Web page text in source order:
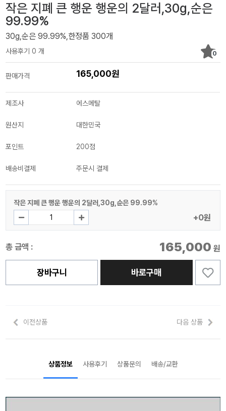
작은 지폐 큰 행운 행운의 2달러,30g,순은
99.99%
30g,순은 99.99%,한정품 300개
사용후기 0 개 0
판매가격 165,000원
제조사 에스메탈
원산지 대한민국
포인트 200점
배송비결제 주문시 결제
작은 지폐 큰 행운 행운의 2달러,30g,순은 99.99%
+0원
총 금액 : 165,000 원
장바구니 바로구매
이전상품 다음 상품
상품정보 사용후기 상품문의 배송/교환